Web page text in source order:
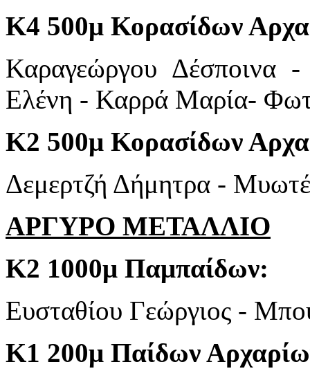
Κ4 500μ Κορασίδων
Καραγεώργου Δέσποινα
Ελένη - Καρρά Μαρία-
Κ2 500μ Κορασίδων
Δεμερτζή Δήμητρα -
ΑΡΓΥΡΟ ΜΕΤΑΛΛΙΟ
Κ2 1000μ Παμπαίδων:
Ευσταθίου Γεώργιος -
Κ1 200μ Παίδων